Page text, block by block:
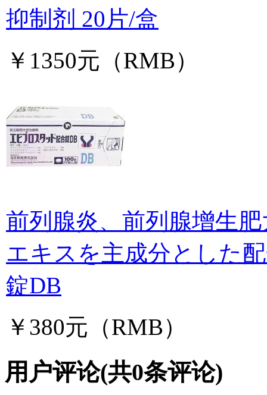
抑制剂 20片/盒
￥1350元（RMB）
前列腺炎、前列腺增生肥
エキスを主成分とした
錠DB
￥380元（RMB）
用户评论(共0条评论)